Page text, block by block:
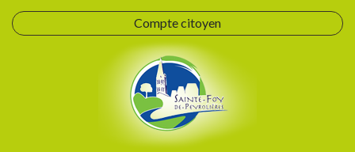
Compte citoyen